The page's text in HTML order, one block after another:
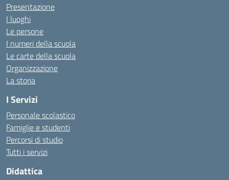
Presentazione
I luoghi
Le persone
I numeri della scuola
Le carte della scuola
Organizzazione
La storia
I Servizi
Personale scolastico
Famiglie e studenti
Percorsi di studio
Tutti i servizi
Didattica